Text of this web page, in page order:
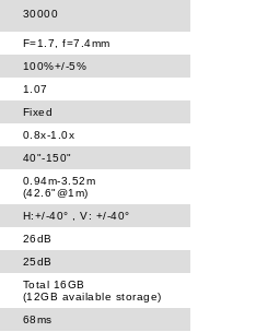
30000
F=1.7, f=7.4mm
100%+/-5%
1.07
Fixed
0.8x-1.0x
40"-150"
0.94m-3.52m
(42.6"@1m)
H:+/-40° , V: +/-40°
26dB
25dB
Total 16GB
(12GB available storage)
68ms